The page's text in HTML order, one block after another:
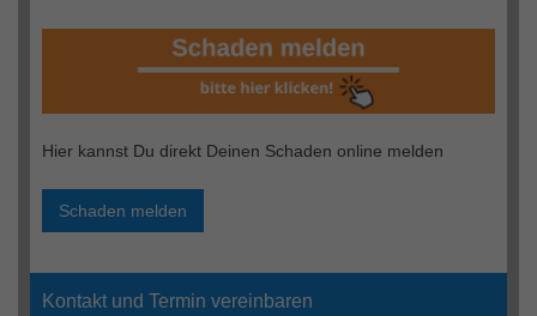
Hier kannst Du direkt Deinen Schaden online melden
Schaden melden
Kontakt und Termin vereinbaren